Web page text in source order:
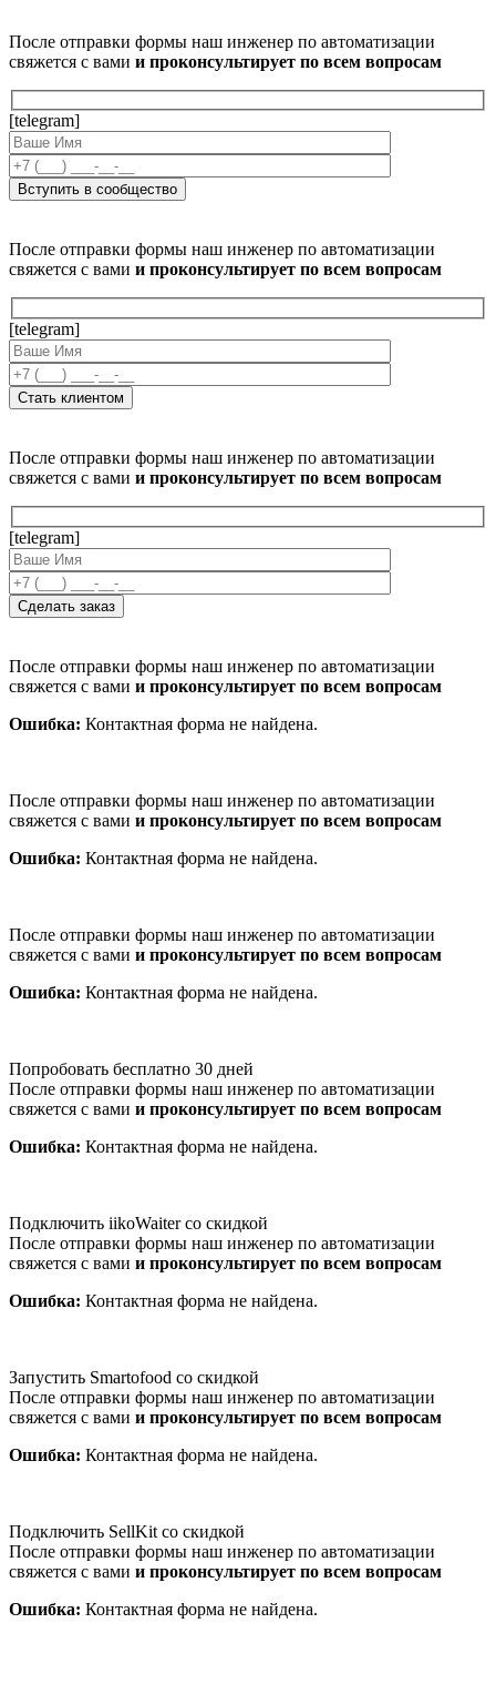
После отправки формы наш инженер по автоматизации
свяжется с вами и проконсультирует по всем вопросам
[telegram]
После отправки формы наш инженер по автоматизации
свяжется с вами и проконсультирует по всем вопросам
[telegram]
После отправки формы наш инженер по автоматизации
свяжется с вами и проконсультирует по всем вопросам
[telegram]
После отправки формы наш инженер по автоматизации
свяжется с вами и проконсультирует по всем вопросам
Ошибка: Контактная форма не найдена.
После отправки формы наш инженер по автоматизации
свяжется с вами и проконсультирует по всем вопросам
Ошибка: Контактная форма не найдена.
После отправки формы наш инженер по автоматизации
свяжется с вами и проконсультирует по всем вопросам
Ошибка: Контактная форма не найдена.
Попробовать бесплатно 30 дней
После отправки формы наш инженер по автоматизации
свяжется с вами и проконсультирует по всем вопросам
Ошибка: Контактная форма не найдена.
Подключить iikoWaiter со скидкой
После отправки формы наш инженер по автоматизации
свяжется с вами и проконсультирует по всем вопросам
Ошибка: Контактная форма не найдена.
Запустить Smartofood со скидкой
После отправки формы наш инженер по автоматизации
свяжется с вами и проконсультирует по всем вопросам
Ошибка: Контактная форма не найдена.
Подключить SellKit со скидкой
После отправки формы наш инженер по автоматизации
свяжется с вами и проконсультирует по всем вопросам
Ошибка: Контактная форма не найдена.